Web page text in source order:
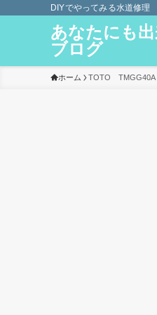
DIYでやってみる水道修
あなたにも
ブログ
ホーム TOTO TMGG40A